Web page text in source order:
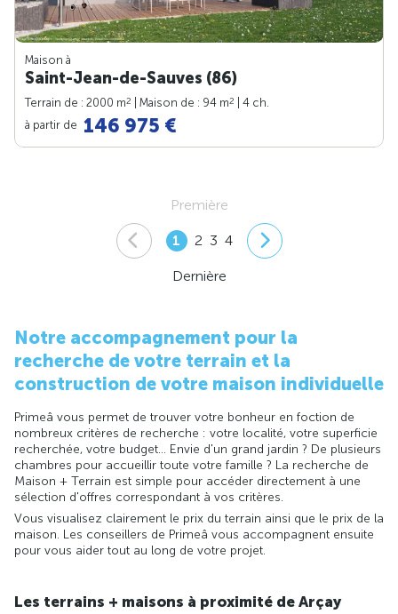
Maison à
Saint-Jean-de-Sauves (86)
Terrain de : 2000 m2 | Maison de : 94 m2
| 4 ch.
à partir de 146 975 €
Première
1 2 3 4
Dernière
Notre accompagnement pour la
recherche de votre terrain et la
construction de votre maison individuelle
Primeâ vous permet de trouver votre bonheur en foction de
nombreux critères de recherche : votre localité, votre superficie
recherchée, votre budget... Envie d'un grand jardin ? De plusieurs
chambres pour accueillir toute votre famille ? La recherche de
Maison + Terrain est simple pour accéder directement à une
sélection d'offres correspondant à vos critères.
Vous visualisez clairement le prix du terrain ainsi que le prix de la
maison. Les conseillers de Primeâ vous accompagnent ensuite
pour vous aider tout au long de votre projet.
Les terrains + maisons à proximité de Arçay